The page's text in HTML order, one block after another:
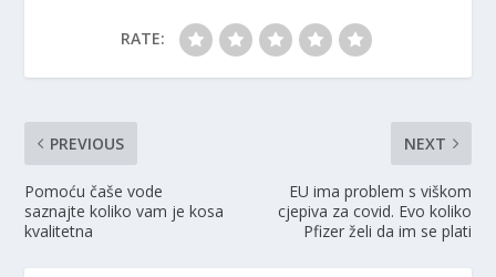
RATE:
PREVIOUS
Pomoću čaše vode
saznajte koliko vam je kosa
kvalitetna
NEXT
EU ima problem s viškom
cjepiva za covid. Evo koliko
Pfizer želi da im se plati